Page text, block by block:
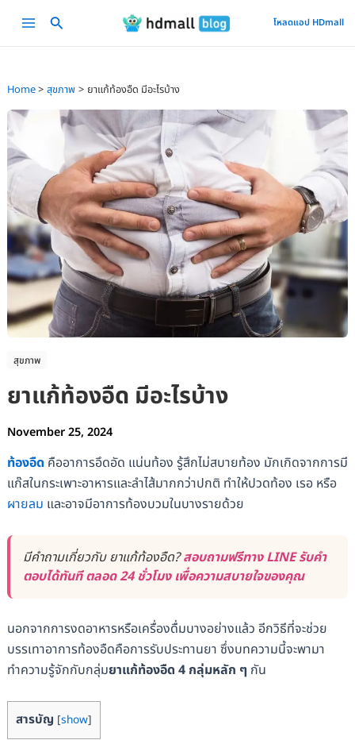
Main
โหลดแอป HDmall
Home สุขภาพ ยาแก้ท้องอืด มีอะไรบ้าง
สุขภาพ
ยาแก้ท้องอืด มีอะไรบ้าง
November 25, 2024
ท้องอืด คืออาการอึดอัด แน่นท้อง รู้สึกไม่สบายท้อง มักเกิดจากการมี
แก๊สในกระเพาะอาหารและลำไส้มากกว่าปกติ ทำให้ปวดท้อง เรอ หรือ
ผายลม และอาจมีอาการท้องบวมในบางรายด้วย
มีคำถามเกี่ยวกับ ยาแก้ท้องอืด?สอบถามฟรีทาง LINE รับคำ
ตอบได้ทันที ตลอด 24 ชั่วโมง เพื่อความสบายใจของคุณ
นอกจากการงดอาหารหรือเครื่องดื่มบางอย่างแล้ว อีกวิธีที่จะช่วย
บรรเทาอาการท้องอืดคือการรับประทานยา ซึ่งบทความนี้จะพามา
ทำความรู้จักกับกลุ่มยาแก้ท้องอืด 4 กลุ่มหลัก ๆ กัน
สารบัญ [show]